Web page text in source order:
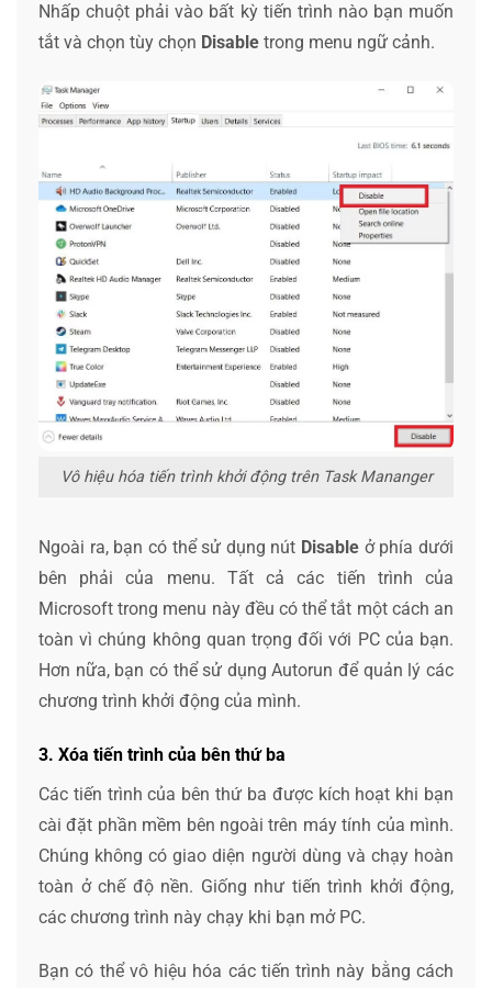
Nhấp chuột phải vào bất kỳ tiến trình nào bạn muốn
tắt và chọn tùy chọn Disable trong menu ngữ cảnh.
Vô hiệu hóa tiến trình khởi động trên Task Mananger
Ngoài ra, bạn có thể sử dụng nút Disable ở phía dưới
bên phải của menu. Tất cả các tiến trình của
Microsoft trong menu này đều có thể tắt một cách an
toàn vì chúng không quan trọng đối với PC của bạn.
Hơn nữa, bạn có thể sử dụng Autorun để quản lý các
chương trình khởi động của mình.
3. Xóa tiến trình của bên thứ ba
Các tiến trình của bên thứ ba được kích hoạt khi bạn
cài đặt phần mềm bên ngoài trên máy tính của mình.
Chúng không có giao diện người dùng và chạy hoàn
toàn ở chế độ nền. Giống như tiến trình khởi động,
các chương trình này chạy khi bạn mở PC.
Bạn có thể vô hiệu hóa các tiến trình này bằng cách